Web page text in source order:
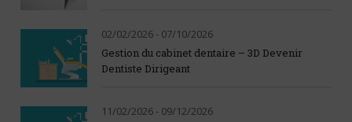
02/02/2026 - 07/10/2026
Gestion du cabinet dentaire – 3D Devenir
Dentiste Dirigeant
11/02/2026 - 09/12/2026